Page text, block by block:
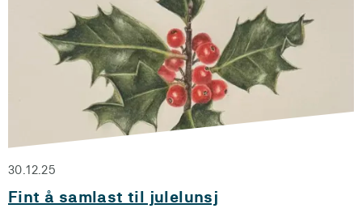
30.12.25
Fint å samlast til julelunsj